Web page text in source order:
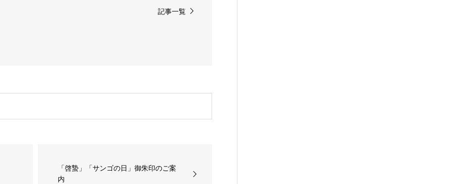
記事一覧
「啓蟄」「サンゴの日」御朱印のご案
内